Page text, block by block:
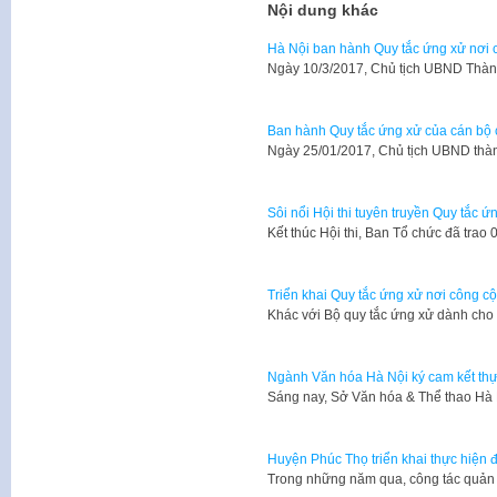
Nội dung khác
Hà Nội ban hành Quy tắc ứng xử nơi
Ngày 10/3/2017, Chủ tịch UBND
Ban hành Quy tắc ứng xử của cán
Ngày 25/01/2017, Chủ tịch UBND
Sôi nổi Hội thi tuyên truyền Quy tắc
Kết thúc Hội thi, Ban Tổ chức đã
Triển khai Quy tắc ứng xử nơi công
Khác với Bộ quy tắc ứng xử dành
Ngành Văn hóa Hà Nội ký cam kết
Sáng nay, Sở Văn hóa & Thể thao
Huyện Phúc Thọ triển khai thực hiện
Trong những năm qua, công tác